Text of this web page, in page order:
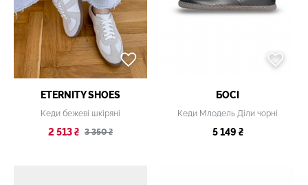
ETERNITY SHOES
Кеди бежеві шкіряні
2 513 ₴ 3 350 ₴
БОСІ
Кеди Млодель Діли чорні
5 149 ₴